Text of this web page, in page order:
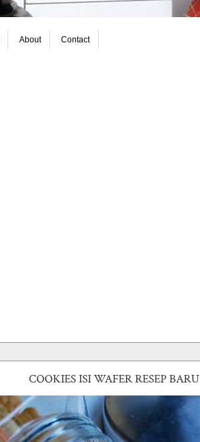
About Contact
COOKIES ISI WAFER RESEP BARU